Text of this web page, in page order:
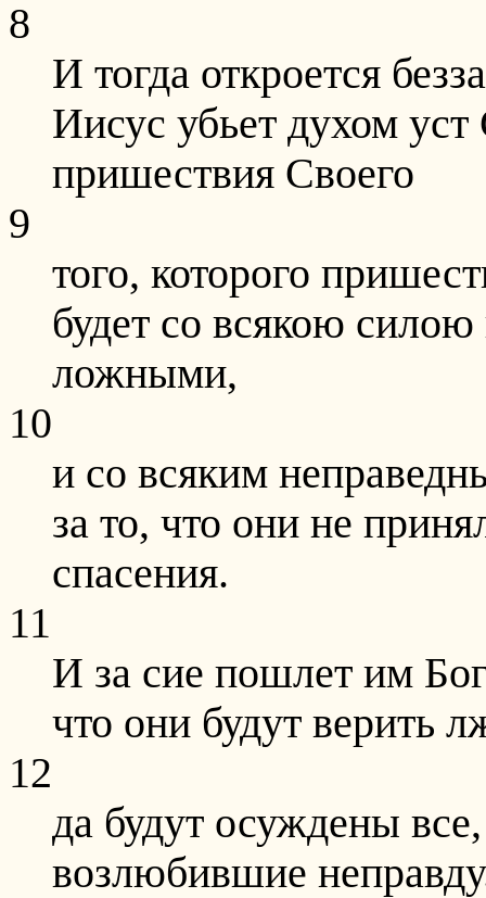
8
И тогда откроется
Иисус убьет духом
пришествия Своего
9
того, которого
будет со всякою
ложными,
10
и со всяким
за то, что они не
спасения.
11
И за сие пошлет им
что они будут верить
12
да будут осуждены
возлюбившие